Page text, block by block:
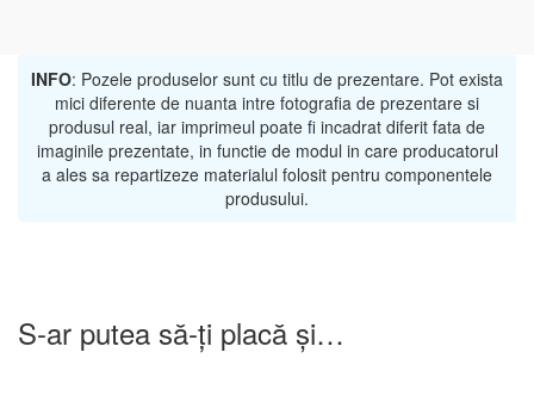
INFO: Pozele produselor sunt cu titlu de prezentare. Pot exista
mici diferente de nuanta intre fotografia de prezentare si
produsul real, iar imprimeul poate fi incadrat diferit fata de
imaginile prezentate, in functie de modul in care producatorul
a ales sa repartizeze materialul folosit pentru componentele
produsului.
S-ar putea să-ți placă și…